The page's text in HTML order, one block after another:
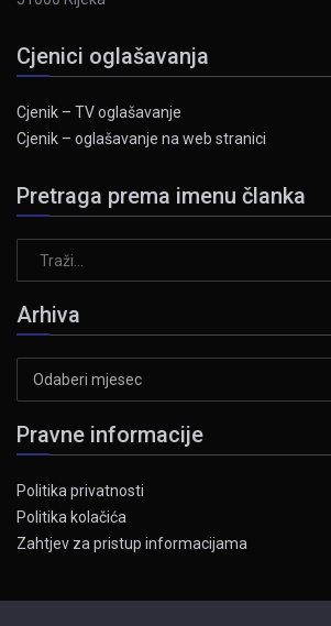
Cjenici oglašavanja
Cjenik – TV oglašavanje
Cjenik – oglašavanje na web stranici
Pretraga prema imenu članka
Arhiva
Pravne informacije
Politika privatnosti
Politika kolačića
Zahtjev za pristup informacijama